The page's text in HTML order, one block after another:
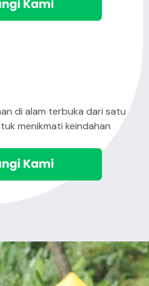
di alam terbuka dari satu
menikmati keindahan